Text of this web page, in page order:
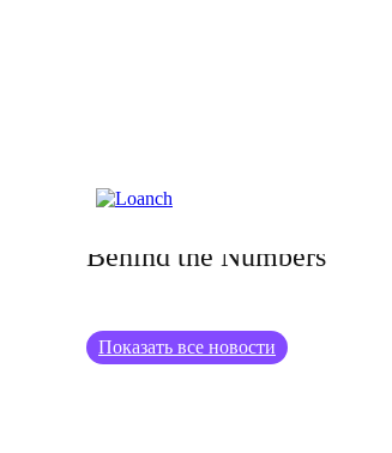
Behind the Numbers
Показать все новости